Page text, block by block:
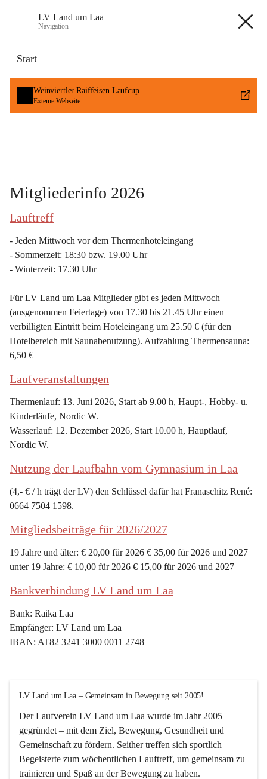
LV Land um Laa
Navigation
Start
Weinviertler Raiffeisen Laufcup
Externe Webseite
öffnet
in
neuem
Mitgliederinfo 2026
Lauftreff
- Jeden Mittwoch vor dem Thermenhoteleingang
- Sommerzeit: 18:30 bzw. 19.00 Uhr
- Winterzeit: 17.30 Uhr
Für LV Land um Laa Mitglieder gibt es jeden Mittwoch
(ausgenommen Feiertage) von 17.30 bis 21.45 Uhr einen
verbilligten Eintritt beim Hoteleingang um 25.50 € (für den
Hotelbereich mit Saunabenutzung). Aufzahlung Thermensauna:
6,50 €
Laufveranstaltungen
Thermenlauf: 13. Juni 2026, Start ab 9.00 h, Haupt-, Hobby- u.
Kinderläufe, Nordic W.
Wasserlauf: 12. Dezember 2026, Start 10.00 h, Hauptlauf,
Nordic W.
Nutzung der Laufbahn vom Gymnasium in Laa
(4,- € / h trägt der LV) den Schlüssel dafür hat Franaschitz René:
0664 7504 1598.
Mitgliedsbeiträge für 2026/2027
19 Jahre und älter: € 20,00 für 2026 € 35,00 für 2026 und 2027
unter 19 Jahre: € 10,00 für 2026 € 15,00 für 2026 und 2027
Bankverbindung LV Land um Laa
Bank: Raika Laa
Empfänger: LV Land um Laa
IBAN: AT82 3241 3000 0011 2748
LV Land um Laa – Gemeinsam in Bewegung seit 2005!
Der Laufverein LV Land um Laa wurde im Jahr 2005
gegründet – mit dem Ziel, Bewegung, Gesundheit und
Gemeinschaft zu fördern. Seither treffen sich sportlich
Begeisterte zum wöchentlichen Lauftreff, um gemeinsam zu
trainieren und Spaß an der Bewegung zu haben.